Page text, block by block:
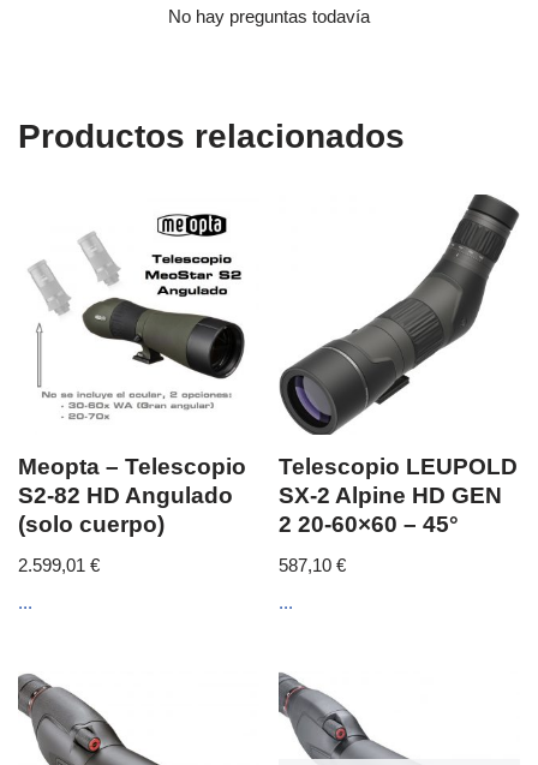
No hay preguntas todavía
Productos relacionados
Meopta – Telescopio
S2-82 HD Angulado
(solo cuerpo)
2.599,01 €
...
Telescopio LEUPOLD
SX-2 Alpine HD GEN
2 20-60×60 – 45°
587,10€
...